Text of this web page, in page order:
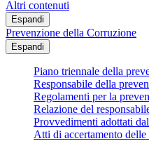
Altri contenuti
Espandi
Prevenzione della Corruzione
Espandi
Piano triennale della
Responsabile della
Regolamenti per la
Relazione del
Provvedimenti adottati
Atti di accertamento